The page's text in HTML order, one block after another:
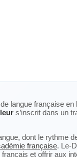
langue française
s’inscrit dans un
dont le rythme
française. Le-
et offrir aux